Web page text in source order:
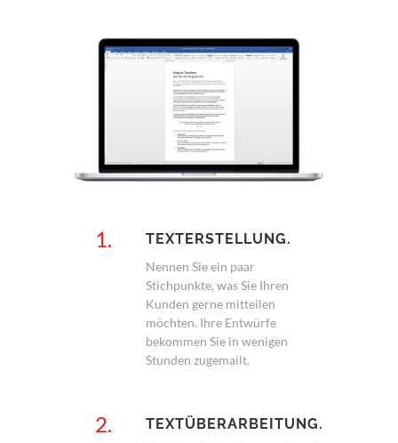
1. TEXTERSTELLUNG.
Nennen Sie ein paar
Stichpunkte, was Sie Ihren
Kunden gerne mitteilen
möchten. Ihre Entwürfe
bekommen Sie in wenigen
Stunden zugemailt.
2. TEXTÜBERARBEITUNG.